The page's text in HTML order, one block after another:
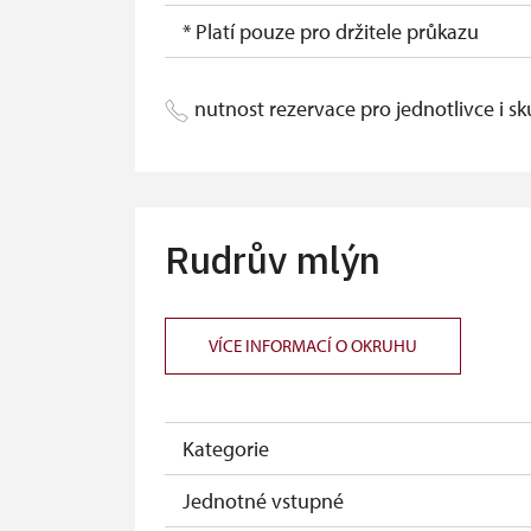
* Platí pouze pro držitele průkazu
nutnost rezervace pro jednotlivce i
Rudrův mlýn
VÍCE INFORMACÍ O OKRUHU
Kategorie
Jednotné vstupné